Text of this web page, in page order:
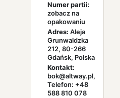
Numer partii:
zobacz na
opakowaniu
Adres: Aleja
Grunwaldzka
212, 80-266
Gdańsk, Polska
Kontakt:
bok@altway.pl,
Telefon: +48
588 810 078